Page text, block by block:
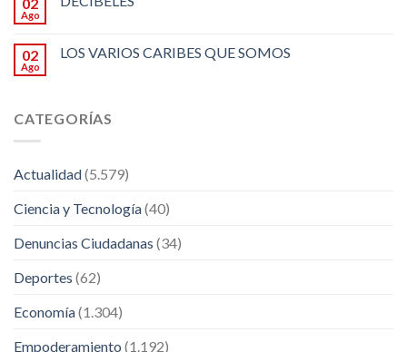
Ago
02
Ago
LOS VARIOS CARIBES QUE SOMOS
CATEGORÍAS
Actualidad(5.579)
Ciencia y Tecnología(40)
Denuncias Ciudadanas (34)
Deportes (62)
Economía(1.304)
Empoderamiento (1.192)